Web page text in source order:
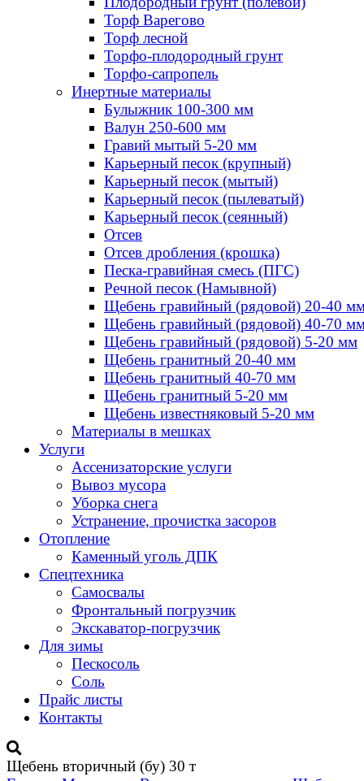
Торф Варегово
Торф лесной
Торфо-плодородный грунт
Торфо-сапропель
Инертные материалы
Булыжник 100-300 мм
Валун 250-600 мм
Гравий мытый 5-20 мм
Карьерный песок (крупный)
Карьерный песок (мытый)
Карьерный песок (пылеватый)
Карьерный песок (сеянный)
Отсев
Отсев дробления (крошка)
Песка-гравийная смесь (ПГС)
Речной песок (Намывной)
Щебень гравийный (рядовой) 20-40
Щебень гравийный (рядовой) 40-70
Щебень гравийный (рядовой) 5-20 мм
Щебень гранитный 20-40 мм
Щебень гранитный 40-70 мм
Щебень гранитный 5-20 мм
Щебень известняковый 5-20 мм
Материалы в мешках
Услуги
Ассенизаторские услуги
Вывоз мусора
Уборка снега
Устранение, прочистка засоров
Отопление
Каменный уголь ДПК
Спецтехника
Самосвалы
Фронтальный погрузчик
Экскаватор-погрузчик
Для зимы
Пескосоль
Соль
Прайс листы
Контакты
Щебень вторичный (бу) 30 т